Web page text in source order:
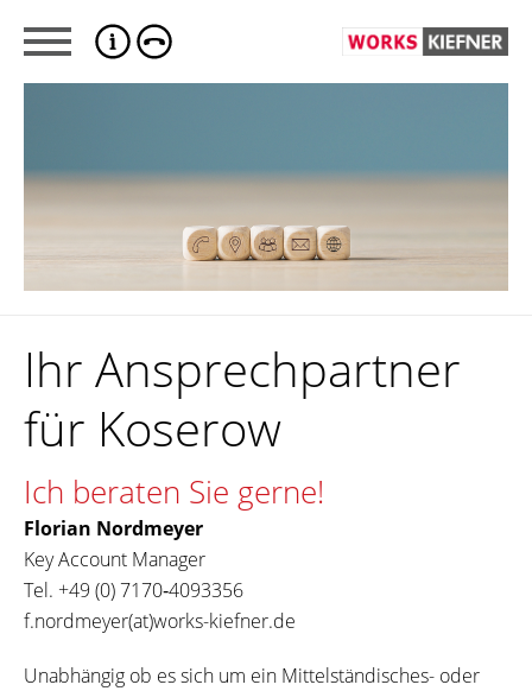
Ihr Ansprechpartner
für Koserow
Ich beraten Sie gerne!
Florian Nordmeyer
Key Account Manager
Tel. +49 (0) 7170‐4093356
f.nordmeyer(at)works-kiefner.de
Unabhängig ob es sich um ein Mittelständisches- oder